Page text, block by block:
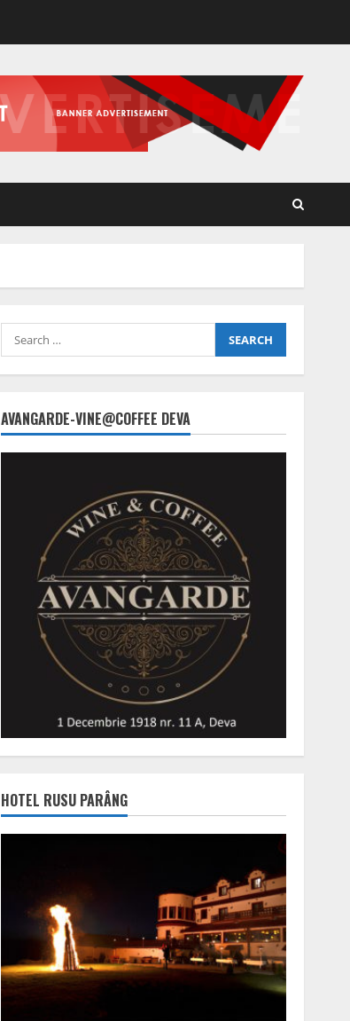
Search
for:
AVANGARDE-VINE@COFFEE DEVA
HOTEL RUSU PARÂNG